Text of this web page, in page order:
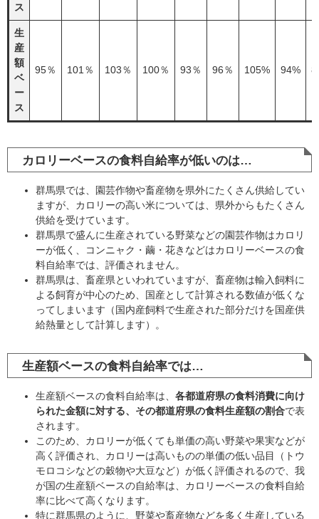
ス
生
産
額
ベ
ー
ス
95％ 101％ 103％ 100％ 93％ 96％ 105% 94%
カロリーベースの食料自給率が低いのは…
群馬県では、園芸作物や畜産物を県外にたくさん供給してい
ますが、カロリーの高い米については、県外からもたくさん
供給を受けています。
群馬県で盛んに生産されている野菜などの園芸作物はカロリ
ーが低く、コンニャク・繭・花きなどはカロリーベースの食
料自給率では、評価されません。
群馬県は、畜産県といわれていますが、畜産物は輸入飼料に
よる飼育が中心のため、国産として計算される数値が低くな
ってしまいます（国内産飼料で生産された部分だけを国産供
給熱量として計算します）。
生産額ベースの食料自給率では…
生産額ベースの食料自給率は、 各都道府県の食料消費に向け
られた金額に対する、その都道府県の食料生産額の割合で表
されます。
このため、カロリーが低くても単価の高い野菜や果実などが
高く評価され、カロリーは高いものの単価の低い品目（トウ
モロコシなどの穀物や大豆など）が低く評価されるので、我
が国の生産額ベースの自給率は、カロリーベースの食料自給
率に比べて高くなります。
特に群馬県のように、野菜や畜産物などを多く生産している